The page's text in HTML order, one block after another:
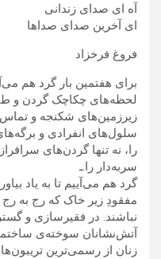
آه ای صدای زندانی
ای آخرین صدای صداها
فروغ فرخزاد
برای هفتمین بار گرد هم
لحظه‌های چکاچک گردن و
زیرزمین‌های شکنجه و تماس
سلول‌های انفرادی و
را، نه تنها گردن‌های
سربه‌دار را.ـ
گرد هم می‌آییم تا به یاد
مفقودِ زیر خاک که رج به رج
نباشند. در فقیرسازی و
آتش‌نشانان سوخته‌ی
زنان از رسمی‌ترین